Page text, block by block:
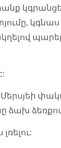
ձախ
լռելու: